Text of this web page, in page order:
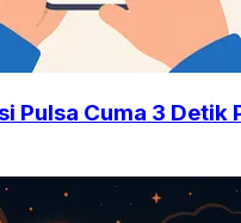
Pulsa Cuma 3 Detik